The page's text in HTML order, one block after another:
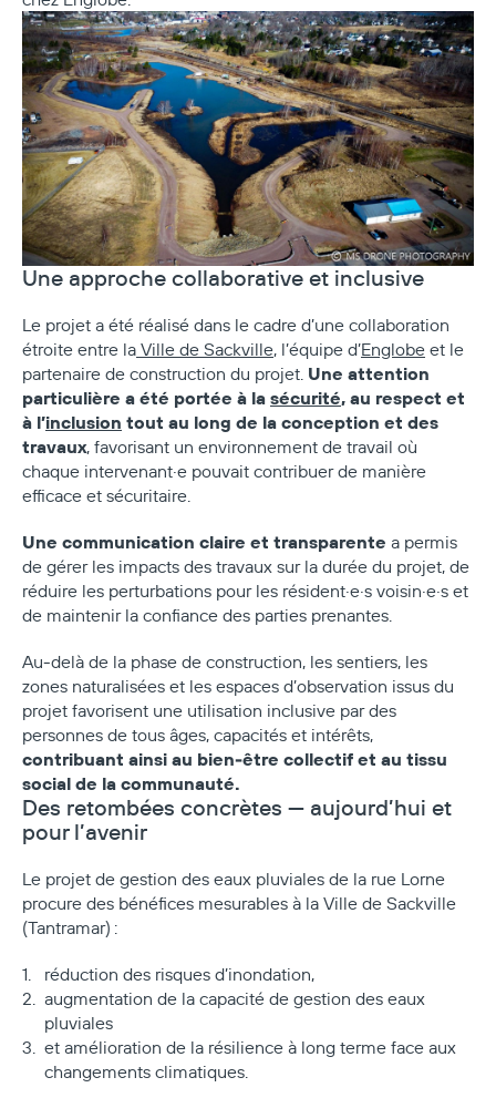
Une approche collaborative et inclusive
Le projet a été réalisé dans le cadre d’une collaboration
étroite entre la Ville de Sackville, l’équipe d’Englobe et le
partenaire de construction du projet. Une attention
particulière a été portée à lasécurité, au respect et
à l’inclusion tout au long de la conception et des
travaux, favorisant un environnement de travail où
chaque intervenant·e pouvait contribuer de manière
efficace et sécuritaire.
Une communication claire et transparente a permis
de gérer les impacts des travaux sur la durée du projet, de
réduire les perturbations pour les résident·e·s voisin·e·s et
de maintenir la confiance des parties prenantes.
Au‑delà de la phase de construction, les sentiers, les
zones naturalisées et les espaces d’observation issus du
projet favorisent une utilisation inclusive par des
personnes de tous âges, capacités et intérêts,
contribuant ainsi au bien‑être collectif et au tissu
social de la communauté.
Des retombées concrètes — aujourd’hui et
pour l’avenir
Le projet de gestion des eaux pluviales de la rue Lorne
procure des bénéfices mesurables à la Ville de Sackville
(Tantramar) :
réduction des risques d’inondation,
augmentation de la capacité de gestion des eaux
pluviales
et amélioration de la résilience à long terme face aux
changements climatiques.